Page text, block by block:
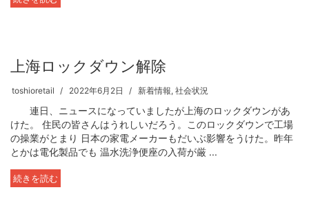
上海ロックダウン解除
toshioretail 2022年6月2日 新着情報, 社会状況
連日、ニュースになっていましたが上海のロックダウンがあ
けた。 住民の皆さんはうれしいだろう。このロックダウンで工場
の操業がとまり 日本の家電メーカーもだいぶ影響をうけた。昨年
とかは電化製品でも 温水洗浄便座の入荷が厳 ...
続きを読む